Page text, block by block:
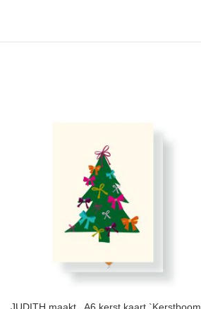
JUDITH maakt , A6 kerst kaart `Kerstboom